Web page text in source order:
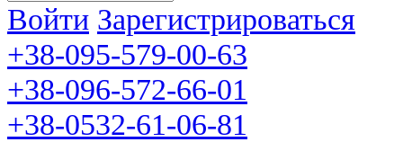
Войти Зарегистрироваться
+38-095-579-00-63
+38-096-572-66-01
+38-0532-61-06-81